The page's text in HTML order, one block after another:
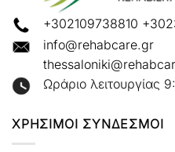
+302109738810
info@rehabcare.gr
Ωράριο λειτουργίας
ΧΡΗΣΙΜΟΙ ΣΥΝΔΕΣΜΟΙ